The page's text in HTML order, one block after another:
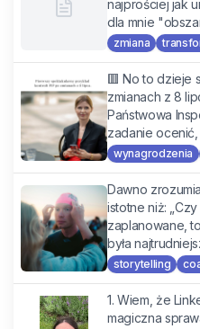
najprościej jak
dla mnie
zmiana
🟥 No to dzieje
zmianach z 8
Państwowa
zadanie
wynagrodzenia
Dawno
istotne niż:
zaplanowane,
była
storytelling
1. Wiem, że
magiczna